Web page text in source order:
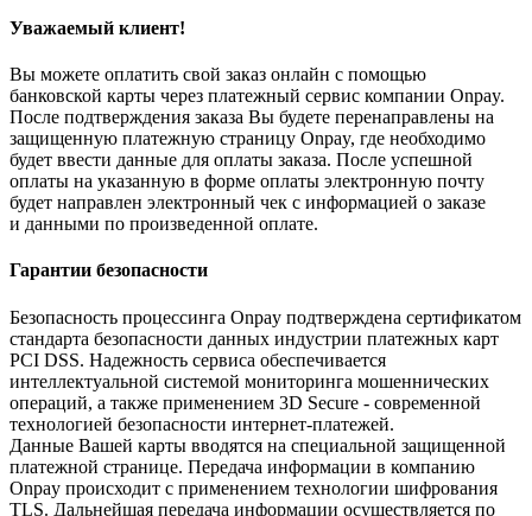
Уважаемый клиент!
Вы можете оплатить свой заказ онлайн с помощью
банковской карты через платежный сервис компании Onpay.
После подтверждения заказа Вы будете перенаправлены на
защищенную платежную страницу Onpay, где необходимо
будет ввести данные для оплаты заказа. После успешной
оплаты на указанную в форме оплаты электронную почту
будет направлен электронный чек с информацией о заказе
и данными по произведенной оплате.
Гарантии безопасности
Безопасность процессинга Onpay подтверждена сертификатом
стандарта безопасности данных индустрии платежных карт
PCI DSS. Надежность сервиса обеспечивается
интеллектуальной системой мониторинга мошеннических
операций, а также применением 3D Secure - современной
технологией безопасности интернет-платежей.
Данные Вашей карты вводятся на специальной защищенной
платежной странице. Передача информации в компанию
Onpay происходит с применением технологии шифрования
TLS. Дальнейшая передача информации осуществляется по